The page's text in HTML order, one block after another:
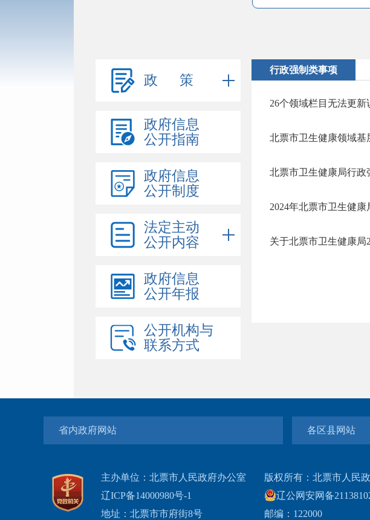
政 策
政府信息
公开指南
政府信息
公开制度
法定主动
公开内容
政府信息
公开年报
公开机构与
联系方式
行政强制类事项
26个领域栏目无法更新
北票市卫生健康领域基
北票市卫生健康局行政
关于北票市卫生健康局
省内政府网站 各区县网站
主办单位：北票市人民政府办公室
辽ICP备14000980号-1
地址：北票市市府街8号
版权所有：北票市人民
辽公网安网备
邮编：122000